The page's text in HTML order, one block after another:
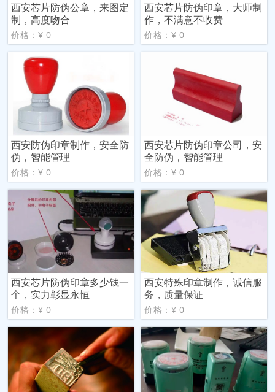
西安芯片防伪公章，来图定
制，高度吻合
价格：¥ 0
西安芯片防伪印章，大师制
作，不满意不收费
价格：¥ 0
西安防伪印章制作，安全防
伪，智能管理
价格：¥ 0
西安芯片防伪印章公司，安
全防伪，智能管理
价格：¥ 0
西安芯片防伪印章多少钱一
个，实力彰显永恒
价格：¥ 0
西安特殊印章制作，诚信服
务，质量保证
价格：¥ 0